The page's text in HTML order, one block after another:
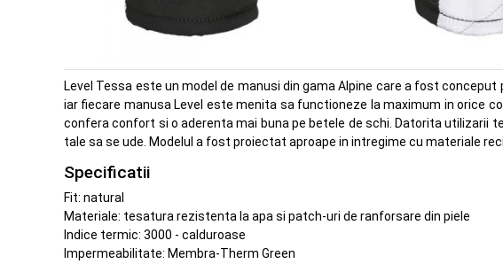
Level Tessa este un model de manusi din gama Alpine care a fost
iar fiecare manusa Level este menita sa functioneze la maximum in orice
confera confort si o aderenta mai buna pe betele de schi. Datorita utilizarii
tale sa se ude. Modelul a fost proiectat aproape in intregime cu materiale
Specificatii
Fit: natural
Materiale: tesatura rezistenta la apa si patch-uri de ranforsare din piele
Indice termic: 3000 - calduroase
Impermeabilitate: Membra-Therm Green